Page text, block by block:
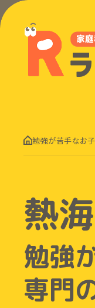
勉強が苦手なお
熱
勉強
専門